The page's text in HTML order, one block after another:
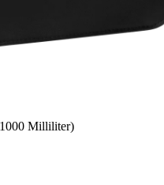
Milliliter)